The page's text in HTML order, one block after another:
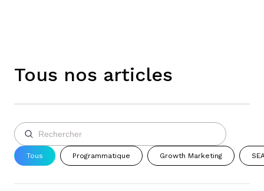
Tous nos articles
Tous Programmatique Growth Marketing